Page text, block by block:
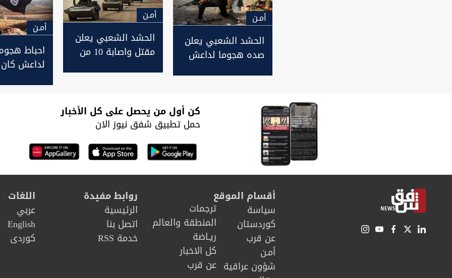
أمـن
الحشد الشعبي يعلن
صده هجوما لداعش
أمـن
الحشد الشعبي يعلن
مقتل واصابة 10 من
أمـن
احباط
لداعش
كن أول من يحصل على كل الأخبار
حمل تطبيق شفق نيوز الان
أقسام الموقع
سیاسة
كوردستان
عن قرب
أمـن
شؤون عراقية
ترجمات
المنطقة والعالم
ريـاضة
كل الاخبار
عن قرب
روابط مفيدة
الرئيسية
اتصل بنا
خدمة RSS
اللغات
عربي
English
كوردى